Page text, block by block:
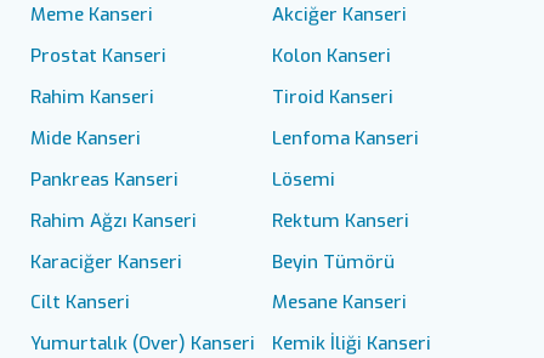
Meme Kanseri
Akciğer Kanseri
Prostat Kanseri
Kolon Kanseri
Rahim Kanseri
Tiroid Kanseri
Mide Kanseri
Lenfoma Kanseri
Pankreas Kanseri
Lösemi
Rahim Ağzı Kanseri
Rektum Kanseri
Karaciğer Kanseri
Beyin Tümörü
Cilt Kanseri
Mesane Kanseri
Yumurtalık (Over) Kanseri
Kemik İliği Kanseri